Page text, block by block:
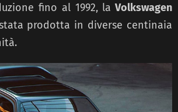
fino al 1992, la Volkswagen
prodotta in diverse centinaia